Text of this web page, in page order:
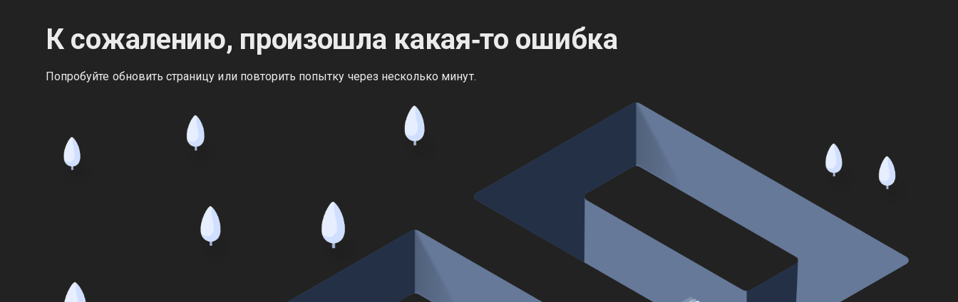
К сожалению, произошла какая‑то ошибка
Попробуйте обновить страницу или повторить попытку через несколько минут.